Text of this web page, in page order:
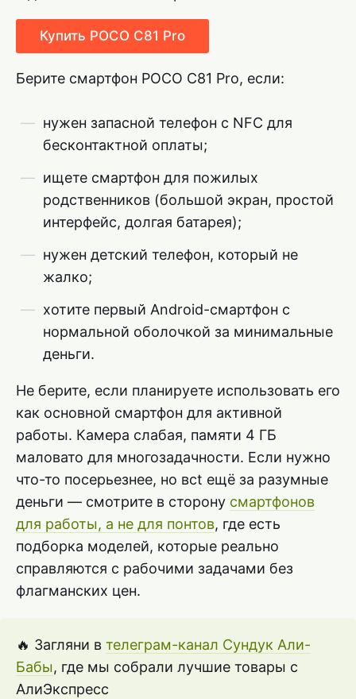
Купить POCO C81 Pro
Берите смартфон POCO C81 Pro, если:
нужен запасной телефон с NFC для
бесконтактной оплаты;
ищете смартфон для пожилых
родственников (большой экран, простой
интерфейс, долгая батарея);
нужен детский телефон, который не
жалко;
хотите первый Android-смартфон с
нормальной оболочкой за минимальные
деньги.
Не берите, если планируете использовать его
как основной смартфон для активной
работы. Камера слабая, памяти 4 ГБ
маловато для многозадачности. Если нужно
что-то посерьезнее, но всt ещё за разумные
деньги — смотрите в сторону смартфонов
для работы, а не для понтов, где есть
подборка моделей, которые реально
справляются с рабочими задачами без
флагманских цен.
🔥 Загляни в телеграм-канал Сундук Али-
Бабы, где мы собрали лучшие товары с
АлиЭкспресс